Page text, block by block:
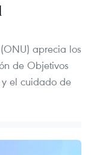
aprecia los
de Objetivos
y el cuidado de